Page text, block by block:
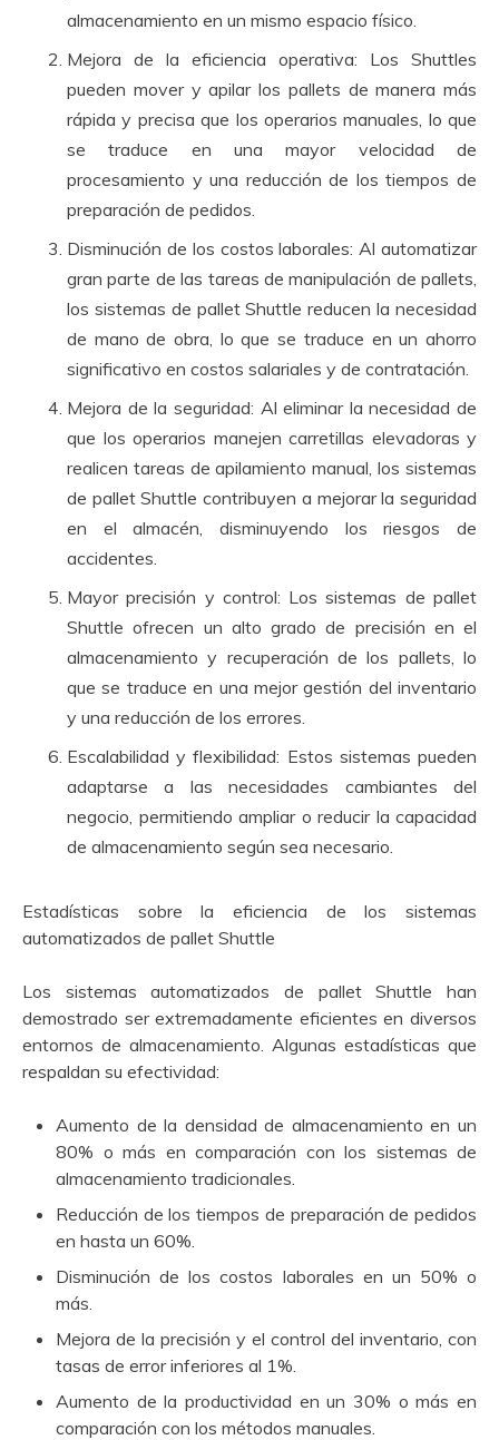
almacenamiento en un mismo espacio físico.
Mejora de la eficiencia operativa: Los Shuttles
pueden mover y apilar los pallets de manera más
rápida y precisa que los operarios manuales, lo que
se traduce en una mayor velocidad de
procesamiento y una reducción de los tiempos de
preparación de pedidos.
Disminución de los costos laborales: Al automatizar
gran parte de las tareas de manipulación de pallets,
los sistemas de pallet Shuttle reducen la necesidad
de mano de obra, lo que se traduce en un ahorro
significativo en costos salariales y de contratación.
Mejora de la seguridad: Al eliminar la necesidad de
que los operarios manejen carretillas elevadoras y
realicen tareas de apilamiento manual, los sistemas
de pallet Shuttle contribuyen a mejorar la seguridad
en el almacén, disminuyendo los riesgos de
accidentes.
Mayor precisión y control: Los sistemas de pallet
Shuttle ofrecen un alto grado de precisión en el
almacenamiento y recuperación de los pallets, lo
que se traduce en una mejor gestión del inventario
y una reducción de los errores.
Escalabilidad y flexibilidad: Estos sistemas pueden
adaptarse a las necesidades cambiantes del
negocio, permitiendo ampliar o reducir la capacidad
de almacenamiento según sea necesario.
Estadísticas sobre la eficiencia de los sistemas
automatizados de pallet Shuttle
Los sistemas automatizados de pallet Shuttle han
demostrado ser extremadamente eficientes en diversos
entornos de almacenamiento. Algunas estadísticas que
respaldan su efectividad:
Aumento de la densidad de almacenamiento en un
80% o más en comparación con los sistemas de
almacenamiento tradicionales.
Reducción de los tiempos de preparación de pedidos
en hasta un 60%.
Disminución de los costos laborales en un 50% o
más.
Mejora de la precisión y el control del inventario, con
tasas de error inferiores al 1%.
Aumento de la productividad en un 30% o más en
comparación con los métodos manuales.